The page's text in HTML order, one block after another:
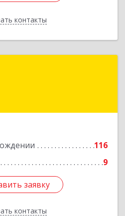
контакты
Назад
116
9
заявку
контакты
г, корпус 2307А,
заявку
Назад